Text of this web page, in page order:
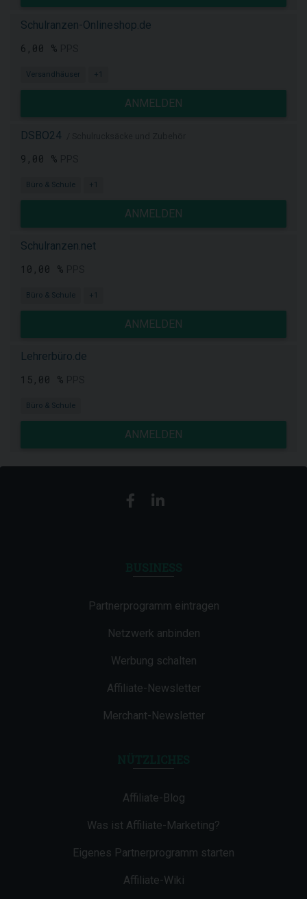
Schulranzen-Onlineshop.de
6,00 %
Versandhäuser +1
ANMELDEN
DSBO24
9,00 %
Büro & Schule +1
ANMELDEN
Schulranzen.net
10,00 %
Büro & Schule +1
ANMELDEN
Lehrerbüro.de
15,00 %
Büro & Schule
ANMELDEN
Partnerprogramm eintragen
Netzwerk anbinden
Werbung schalten
Affiliate-Newsletter
Merchant-Newsletter
Affiliate-Blog
Was ist Affiliate-Marketing?
Eigenes Partnerprogramm starten
Affiliate-Wiki